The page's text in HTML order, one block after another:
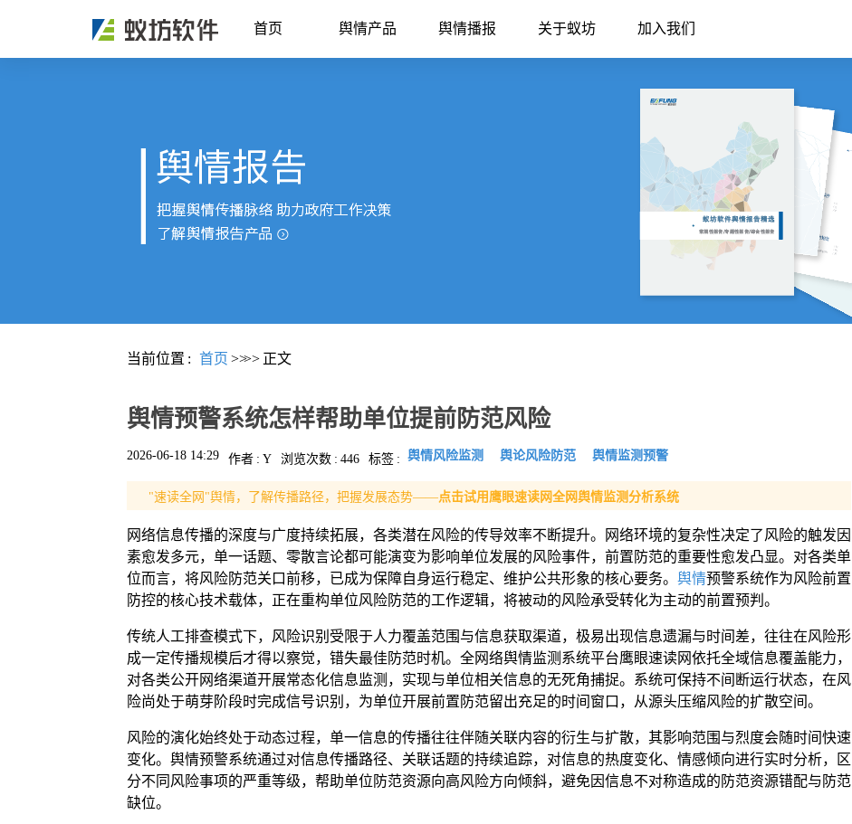
首页 舆情产品 舆情播报 关于蚁坊 加入我们
当前位置 : 首页 >>>> 正文
舆情预警系统怎样帮助单位提前防范风险
2026-06-18 14:29 作者 : Y 浏览次数 : 446 标签 : 舆情监测预警
舆论风险防范
舆情风险监测
"速读全网"舆情，了解传播路径，把握发展态势——点击试用鹰眼速读网全网舆情监测分析系统
网络信息传播的深度与广度持续拓展，各类潜在风险的传导效率不断提升。网络环境的复杂性决定了风险的触发因
素愈发多元，单一话题、零散言论都可能演变为影响单位发展的风险事件，前置防范的重要性愈发凸显。对各类单
位而言，将风险防范关口前移，已成为保障自身运行稳定、维护公共形象的核心要务。 舆情预警系统作为风险前置
防控的核心技术载体，正在重构单位风险防范的工作逻辑，将被动的风险承受转化为主动的前置预判。
传统人工排查模式下，风险识别受限于人力覆盖范围与信息获取渠道，极易出现信息遗漏与时间差，往往在风险形
成一定传播规模后才得以察觉，错失最佳防范时机。全网络舆情监测系统平台鹰眼速读网依托全域信息覆盖能力，
对各类公开网络渠道开展常态化信息监测，实现与单位相关信息的无死角捕捉。系统可保持不间断运行状态，在风
险尚处于萌芽阶段时完成信号识别，为单位开展前置防范留出充足的时间窗口，从源头压缩风险的扩散空间。
风险的演化始终处于动态过程，单一信息的传播往往伴随关联内容的衍生与扩散，其影响范围与烈度会随时间快速
变化。舆情预警系统通过对信息传播路径、关联话题的持续追踪，对信息的热度变化、情感倾向进行实时分析，区
分不同风险事项的严重等级，帮助单位防范资源向高风险方向倾斜，避免因信息不对称造成的防范资源错配与防范
缺位。